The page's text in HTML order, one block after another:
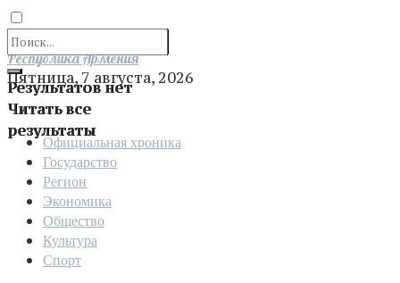
Результатов нет
Читать все
результаты
Отправить
Республика Армения
Пятница, 7 августа, 2026
Официальная хроника
Государство
Регион
Экономика
Общество
Культура
Спорт